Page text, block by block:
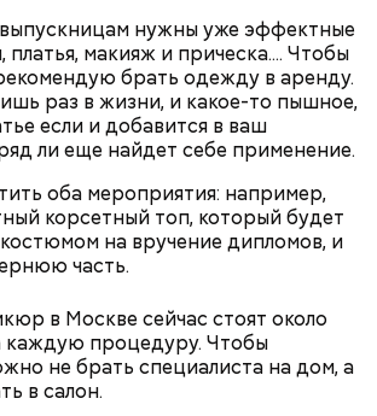
нужны уже эффектные
платья, макияж и прическа.... Чтобы
брать одежду в аренду.
раз в жизни, и какое-то пышное,
если и добавится в ваш
ли еще найдет себе применение.
оба мероприятия: например,
корсетный топ, который будет
костюмом на вручение дипломов, и
часть.
в Москве сейчас стоят около
каждую процедуру. Чтобы
не брать специалиста на дом, а
в салон.
очистить и нарезать чеснок
и обжарить его на разогретой
маслом до золотистого
нарезать на небольшие
к маслу с чесноком. После того
добавить в сковороду
треугольниками.